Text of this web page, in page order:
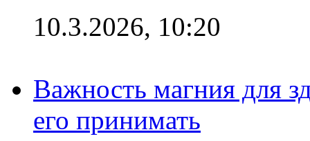
10.3.2026, 10:20
Важность магния для
его принимать